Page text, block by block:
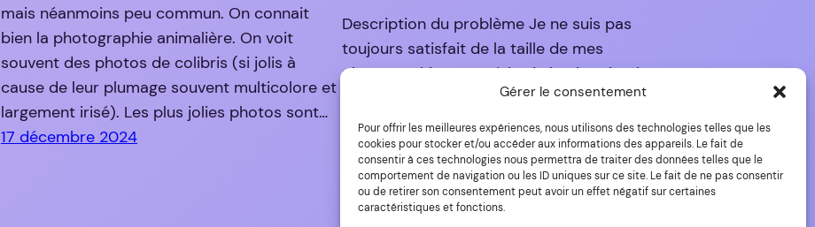
Gérer le consentement
Pour offrir les meilleures expériences, nous utilisons des technologies telles que les
cookies pour stocker et/ou accéder aux informations des appareils. Le fait de
consentir à ces technologies nous permettra de traiter des données telles que le
comportement de navigation ou les ID uniques sur ce site. Le fait de ne pas consentir
ou de retirer son consentement peut avoir un effet négatif sur certaines
caractéristiques et fonctions.
mais néanmoins peu commun. On connait
bien la photographie animalière. On voit
souvent des photos de colibris (si jolis à
cause de leur plumage souvent multicolore et
largement irisé). Les plus jolies photos sont…
17 décembre 2024
Description du problème Je ne suis pas
toujours satisfait de la taille de mes
photographies. La méthode la plus simple est
toujours de prendre n’importe quel
Photoshop (ou équivalent), d’appliquer un
changement de taille (avec une méthode
Lanczos) pour obtenir 2x ou 3x ou 4x plus de
pixels. Ça marche bien et vite, mais ça…